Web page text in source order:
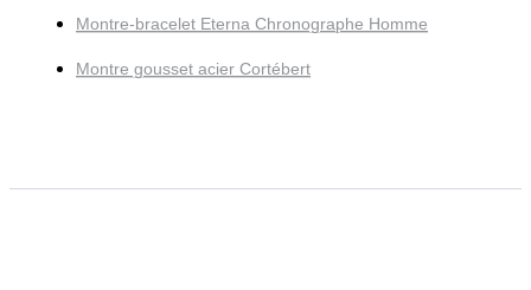
Montre-bracelet Eterna Chronographe Homme
Montre gousset acier Cortébert